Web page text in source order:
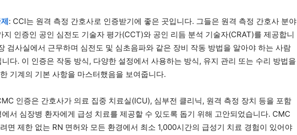
: CCI는 원격 측정 간호사로 인증받기에 좋은 곳입니다. 그들은 원격 측정 간호사 분야
지 인증인 공인 심전도 기술자 평가(CCT)와 공인 리듬 분석 기술자(CRAT)를 제공합니
검사실에서 근무하며 심전도 및 심초음파와 같은 장비 작동 방법을 알아야 하는 사람
다. 이 인증은 작동 방식, 다양한 설정에서 사용하는 방식, 유지 관리 또는 수리 방법을
기계의 기본 사항을 마스터했음을 보여줍니다.
인증은 간호사가 의료 집중 치료실(ICU), 심부전 클리닉, 원격 측정 장치 등을 포함
서 심장병 환자에게 급성 치료를 제공할 수 있도록 돕기 위해 고안되었습니다. CMC
면 제한 없는 RN 면허와 모든 환경에서 최소 1,000시간의 급성기 치료 경험이 있어야